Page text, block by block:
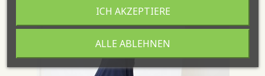
ALLE ABLEHNEN
ICH AKZEPTIERE